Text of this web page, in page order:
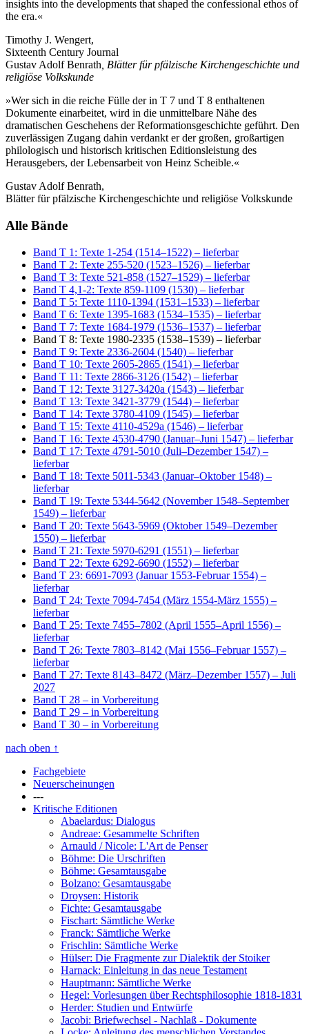
insights into the developments that shaped the confessional ethos of
the era.«
Timothy J. Wengert,
Sixteenth Century Journal
Gustav Adolf Benrath , Blätter für pfälzische Kirchengeschichte und
religiöse Volkskunde
»Wer sich in die reiche Fülle der in T 7 und T 8 enthaltenen
Dokumente einarbeitet, wird in die unmittelbare Nähe des
dramatischen Geschehens der Reformationsgeschichte geführt. Den
zuverlässigen Zugang dahin verdankt er der großen, großartigen
philologisch und historisch kritischen Editionsleistung des
Herausgebers, der Lebensarbeit von Heinz Scheible.«
Gustav Adolf Benrath,
Blätter für pfälzische Kirchengeschichte und religiöse Volkskunde
Alle Bände
Band T 1: Texte 1-254 (1514–1522) – lieferbar
Band T 2: Texte 255-520 (1523–1526) – lieferbar
Band T 3: Texte 521-858 (1527–1529) – lieferbar
Band T 4,1-2: Texte 859-1109 (1530) – lieferbar
Band T 5: Texte 1110-1394 (1531–1533) – lieferbar
Band T 6: Texte 1395-1683 (1534–1535) – lieferbar
Band T 7: Texte 1684-1979 (1536–1537) – lieferbar
Band T 8: Texte 1980-2335 (1538–1539) – lieferbar
Band T 9: Texte 2336-2604 (1540) – lieferbar
Band T 10: Texte 2605-2865 (1541) – lieferbar
Band T 11: Texte 2866-3126 (1542) – lieferbar
Band T 12: Texte 3127-3420a (1543) – lieferbar
Band T 13: Texte 3421-3779 (1544) – lieferbar
Band T 14: Texte 3780-4109 (1545) – lieferbar
Band T 15: Texte 4110-4529a (1546) – lieferbar
Band T 16: Texte 4530-4790 (Januar–Juni 1547) – lieferbar
Band T 17: Texte 4791-5010 (Juli–Dezember 1547) –
lieferbar
Band T 18: Texte 5011-5343 (Januar–Oktober 1548) –
lieferbar
Band T 19: Texte 5344-5642 (November 1548–September
1549) – lieferbar
Band T 20: Texte 5643-5969 (Oktober 1549–Dezember
1550) – lieferbar
Band T 21: Texte 5970-6291 (1551) – lieferbar
Band T 22: Texte 6292-6690 (1552) – lieferbar
Band T 23: 6691-7093 (Januar 1553-Februar 1554) –
lieferbar
Band T 24: Texte 7094-7454 (März 1554-März 1555) –
lieferbar
Band T 25: Texte 7455–7802 (April 1555–April 1556) –
lieferbar
Band T 26: Texte 7803–8142 (Mai 1556–Februar 1557) –
lieferbar
Band T 27: Texte 8143–8472 (März–Dezember 1557) – Juli
2027
Band T 28 – in Vorbereitung
Band T 29 – in Vorbereitung
Band T 30 – in Vorbereitung
nach oben ↑
Fachgebiete
Neuerscheinungen
---
Kritische Editionen
Abaelardus: Dialogus
Andreae: Gesammelte Schriften
Arnauld / Nicole: L'Art de Penser
Böhme: Die Urschriften
Böhme: Gesamtausgabe
Bolzano: Gesamtausgabe
Droysen: Historik
Fichte: Gesamtausgabe
Fischart: Sämtliche Werke
Franck: Sämtliche Werke
Frischlin: Sämtliche Werke
Hülser: Die Fragmente zur Dialektik der Stoiker
Harnack: Einleitung in das neue Testament
Hauptmann: Sämtliche Werke
Hegel: Vorlesungen über Rechtsphilosophie 1818-1831
Herder: Studien und Entwürfe
Jacobi: Briefwechsel - Nachlaß - Dokumente